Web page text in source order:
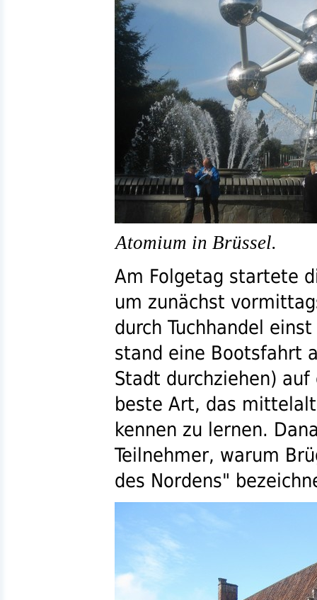
Atomium in Brüssel.
Am Folgetag startete
um zunächst
durch Tuchhandel
stand eine Bootsfahrt
Stadt durchziehen)
beste Art, das
kennen zu lernen.
Teilnehmer, warum
des Nordens"